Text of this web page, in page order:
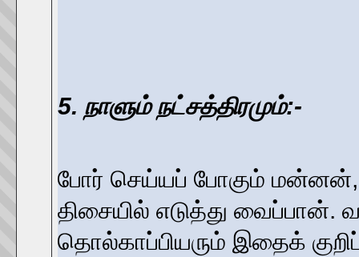
5. நாளும் நட்சத்திரமும்:-
போர் செய்யப் போகும் மன்னன்,
திசையில் எடுத்து
தொல்காப்பியரும் இதைக்